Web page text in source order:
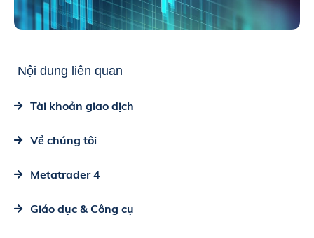
Nội dung liên quan
Tài khoản giao dịch
Về chúng tôi
Metatrader 4
Giáo dục & Công cụ